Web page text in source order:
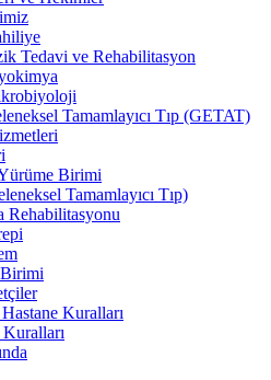
Tedavi ve Rehabilitasyon
Tamamlayıcı Tıp (GETAT)
Birimi
Tamamlayıcı Tıp)
Rehabilitasyonu
Kuralları